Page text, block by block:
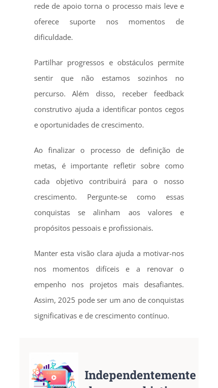
rede de apoio torna o processo mais leve e
oferece suporte nos momentos de
dificuldade.
Partilhar progressos e obstáculos permite
sentir que não estamos sozinhos no
percurso. Além disso, receber feedback
construtivo ajuda a identificar pontos cegos
e oportunidades de crescimento.
Ao finalizar o processo de definição de
metas, é importante refletir sobre como
cada objetivo contribuirá para o nosso
crescimento. Pergunte-se como essas
conquistas se alinham aos valores e
propósitos pessoais e profissionais.
Manter esta visão clara ajuda a motivar-nos
nos momentos difíceis e a renovar o
empenho nos projetos mais desafiantes.
Assim, 2025 pode ser um ano de conquistas
significativas e de crescimento contínuo.
Independentemente